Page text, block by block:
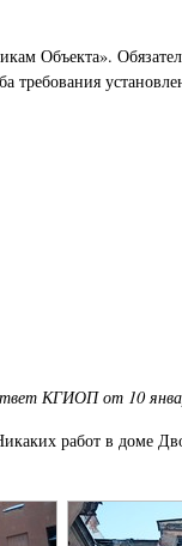
Объекта».
КГИОП от 10
работ в доме